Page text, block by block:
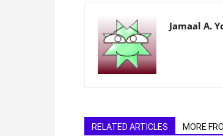
Jamaal A.
RELATED ARTICLES MORE